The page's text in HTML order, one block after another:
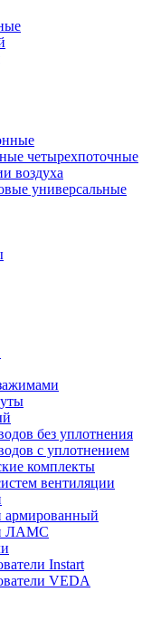
четырехпоточные
воздуха
универсальные
без уплотнения
с уплотнением
комплекты
вентиляции
ЛАМС
Instart
VEDA